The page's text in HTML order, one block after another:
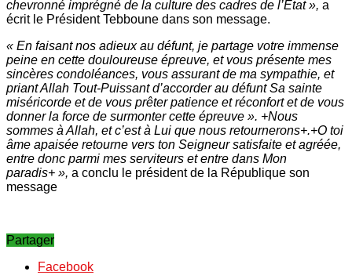
chevronné imprégné de la culture des cadres de l’Etat », a
écrit le Président Tebboune dans son message.
« En faisant nos adieux au défunt, je partage votre immense
peine en cette douloureuse épreuve, et vous présente mes
sincères condoléances, vous assurant de ma sympathie, et
priant Allah Tout-Puissant d’accorder au défunt Sa sainte
miséricorde et de vous prêter patience et réconfort et de vous
donner la force de surmonter cette épreuve ». +Nous
sommes à Allah, et c’est à Lui que nous retournerons+.+O toi
âme apaisée retourne vers ton Seigneur satisfaite et agréée,
entre donc parmi mes serviteurs et entre dans Mon
paradis+ », a conclu le président de la République son
message
Partager
Facebook